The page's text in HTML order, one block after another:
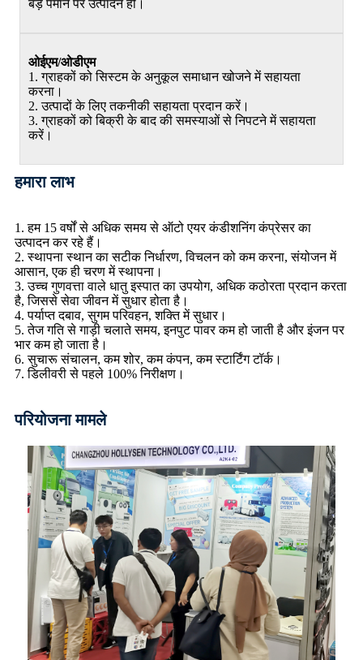
बड़े पैमाने पर उत्पादन हो।
ओईएम/ओडीएम
1. ग्राहकों को सिस्टम के अनुकूल समाधान खोजने में सहायता
करना।
2. उत्पादों के लिए तकनीकी सहायता प्रदान करें।
3. ग्राहकों को बिक्री के बाद की समस्याओं से निपटने में सहायता
करें।
हमारा लाभ
1. हम 15 वर्षों से अधिक समय से ऑटो एयर कंडीशनिंग कंप्रेसर का
उत्पादन कर रहे हैं।
2. स्थापना स्थान का सटीक निर्धारण, विचलन को कम करना, संयोजन में
आसान, एक ही चरण में स्थापना।
3. उच्च गुणवत्ता वाले धातु इस्पात का उपयोग, अधिक कठोरता प्रदान करता
है, जिससे सेवा जीवन में सुधार होता है।
4. पर्याप्त दबाव, सुगम परिवहन, शक्ति में सुधार।
5. तेज गति से गाड़ी चलाते समय, इनपुट पावर कम हो जाती है और इंजन पर
भार कम हो जाता है।
6. सुचारू संचालन, कम शोर, कम कंपन, कम स्टार्टिंग टॉर्क।
7. डिलीवरी से पहले 100% निरीक्षण।
परियोजना मामले